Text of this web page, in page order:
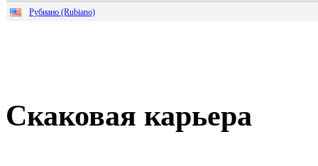
Рубиано (Rubiano)
Скаковая карьера